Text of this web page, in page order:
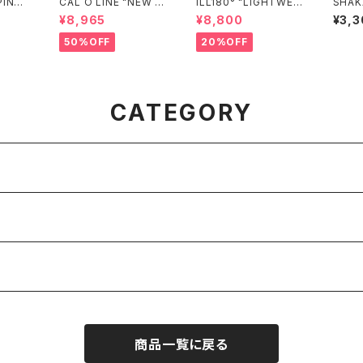
ORK HELL'S KITCHE
N SWEAT SHIRT"
¥8,965
50%OFF
GHT FLEECE CREW-
NECK"
¥8,800
20%OFF
ent
der
CATEGORY
商品一覧に戻る